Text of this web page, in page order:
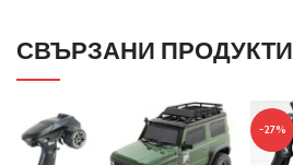
СВЪРЗАНИ ПРОДУКТИ
-27%